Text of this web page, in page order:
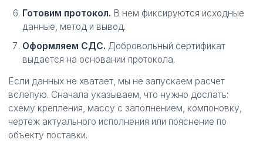
Готовим протокол. В нем фиксируются исходные
данные, метод и вывод.
Оформляем СДС. Добровольный сертификат
выдается на основании протокола.
Если данных не хватает, мы не запускаем расчет
вслепую. Сначала указываем, что нужно дослать:
схему крепления, массу с заполнением, компоновку,
чертеж актуального исполнения или пояснение по
объекту поставки.